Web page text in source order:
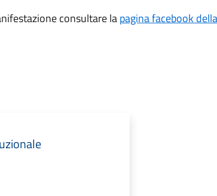
consultare lapagina facebook